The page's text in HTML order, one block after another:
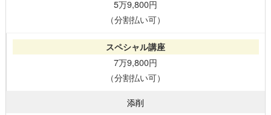
5万9,800円
（分割払い可）
7万9,800円
（分割払い可）
添削